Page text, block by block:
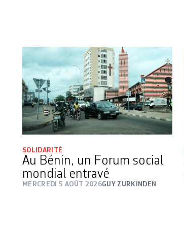
SOLIDARITÉ
Au Bénin, un Forum social
mondial entravé
MERCREDI 5 AOÛT 2026GUY ZURKINDEN